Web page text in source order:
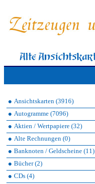
Ansichtskarten (3916)
Autogramme (7096)
Aktien / Wertpapiere (32)
Alte Rechnungen (0)
Banknoten / Geldscheine (11)
Bücher (2)
CDs (4)